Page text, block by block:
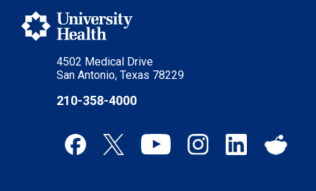
4502 Medical Drive
San Antonio, Texas 78229
210-358-4000